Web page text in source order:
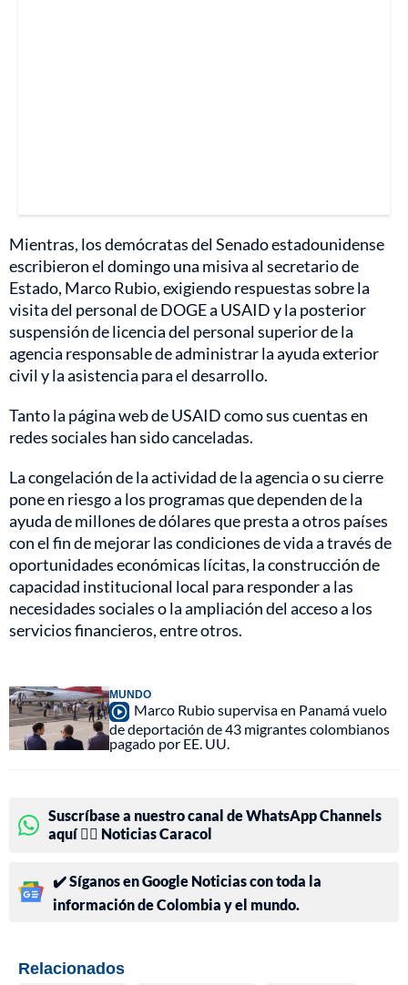
Mientras, los demócratas del Senado estadounidense
escribieron el domingo una misiva al secretario de
Estado, Marco Rubio, exigiendo respuestas sobre la
visita del personal de DOGE a USAID y la posterior
suspensión de licencia del personal superior de la
agencia responsable de administrar la ayuda exterior
civil y la asistencia para el desarrollo.
Tanto la página web de USAID como sus cuentas en
redes sociales han sido canceladas.
La congelación de la actividad de la agencia o su cierre
pone en riesgo a los programas que dependen de la
ayuda de millones de dólares que presta a otros países
con el fin de mejorar las condiciones de vida a través de
oportunidades económicas lícitas, la construcción de
capacidad institucional local para responder a las
necesidades sociales o la ampliación del acceso a los
servicios financieros, entre otros.
MUNDO
Marco Rubio supervisa en Panamá vuelo
de deportación de 43 migrantes colombianos
pagado por EE. UU.
Suscríbase a nuestro canal de WhatsApp Channels
aquí 👉🏻 Noticias Caracol
✔️ Síganos en Google Noticias con toda la
información de Colombia y el mundo.
Relacionados